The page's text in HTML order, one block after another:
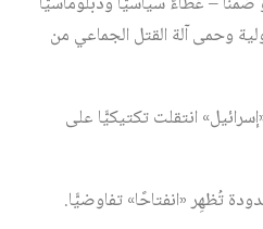
وحمى آلة القتل الجماعي من
انتقلت تكتيكيًّا على